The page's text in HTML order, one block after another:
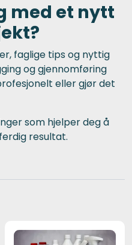
med et nytt
faglige tips og nyttig
og gjennomføring
eller gjør det
som hjelper deg å
resultat.